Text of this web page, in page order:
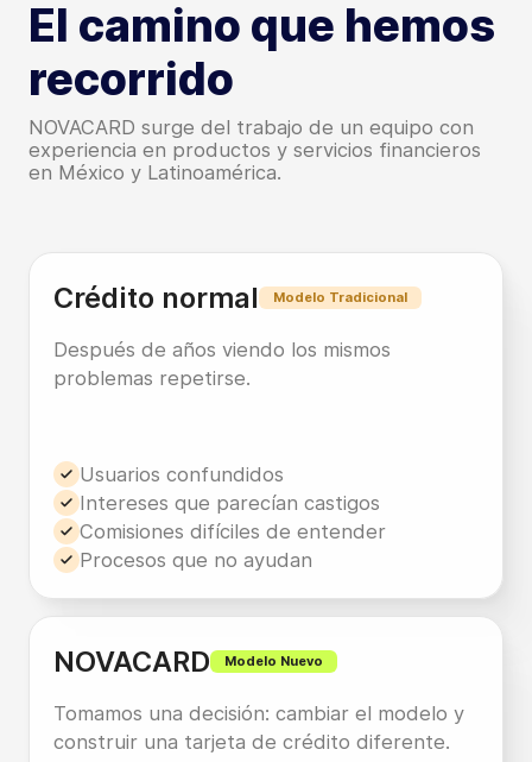
El camino que hemos
recorrido
NOVACARD surge del trabajo de un equipo con
experiencia en productos y servicios financieros
en México y Latinoamérica.
Crédito normal Modelo Tradicional
Después de años viendo los mismos
problemas repetirse.
Usuarios confundidos
Intereses que parecían castigos
Comisiones difíciles de entender
Procesos que no ayudan
NOVACARD Modelo Nuevo
Tomamos una decisión: cambiar el modelo y
construir una tarjeta de crédito diferente.